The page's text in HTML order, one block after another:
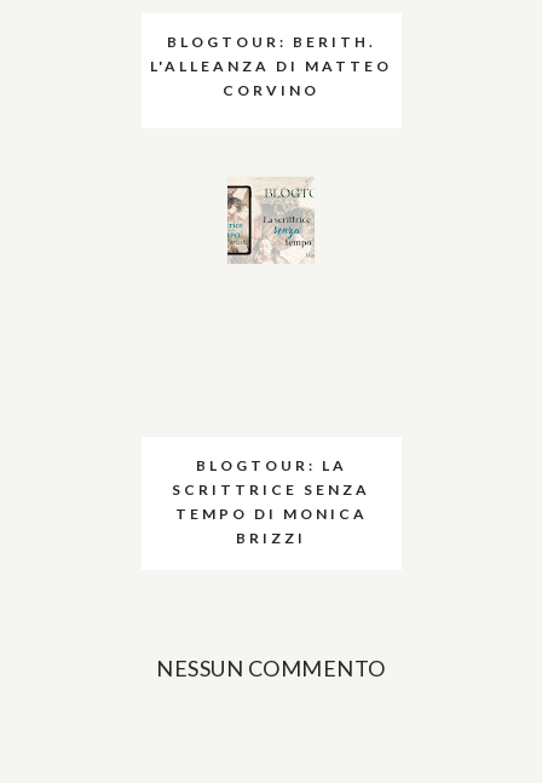
BLOGTOUR: BERITH.
L'ALLEANZA DI MATTEO
CORVINO
BLOGTOUR: LA
SCRITTRICE SENZA
TEMPO DI MONICA
BRIZZI
NESSUN COMMENTO